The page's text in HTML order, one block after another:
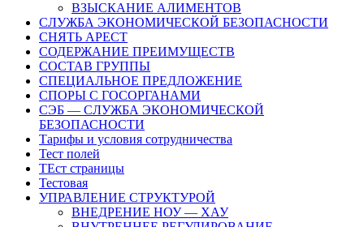
ВЗЫСКАНИЕ АЛИМЕНТОВ
СЛУЖБА ЭКОНОМИЧЕСКОЙ БЕЗОПАСНОСТИ
СНЯТЬ АРЕСТ
СОДЕРЖАНИЕ ПРЕИМУЩЕСТВ
СОСТАВ ГРУППЫ
СПЕЦИАЛЬНОЕ ПРЕДЛОЖЕНИЕ
СПОРЫ С ГОСОРГАНАМИ
СЭБ — СЛУЖБА ЭКОНОМИЧЕСКОЙ
БЕЗОПАСНОСТИ
Тарифы и условия сотрудничества
Тест полей
ТЕст страницы
Тестовая
УПРАВЛЕНИЕ СТРУКТУРОЙ
ВНЕДРЕНИЕ НОУ — ХАУ